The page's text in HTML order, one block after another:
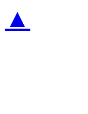
▲